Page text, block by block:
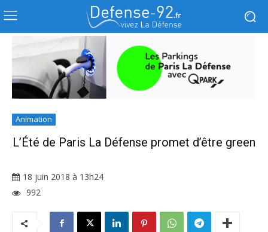
Animation
L’Été de Paris La Défense promet d’être green
18 juin 2018 à 13h24
992